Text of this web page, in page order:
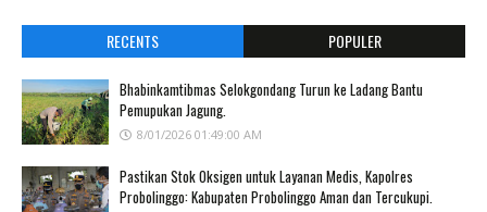
RECENTS POPULER
Bhabinkamtibmas Selokgondang Turun ke Ladang Bantu
Pemupukan Jagung.
8/01/2026 01:49:00 AM
Pastikan Stok Oksigen untuk Layanan Medis, Kapolres
Probolinggo: Kabupaten Probolinggo Aman dan Tercukupi.